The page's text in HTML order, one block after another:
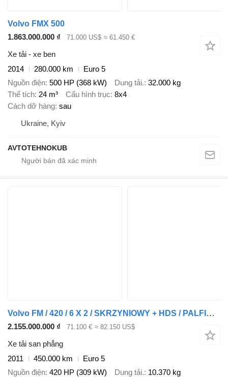
Volvo FMX 500
1.863.000.000 ₫
71.000 US$ ≈ 61.450 €
Xe tải - xe ben
2014
280.000 km
Euro 5
Nguồn điện 500 HP (368 kW) Dung tải. 32.000 kg
Thể tích 24 m³ Cấu hình trục 8x4
Cách dỡ hàng sau
Ukraine, Kyiv
AVTOTEHNOKUB
Volvo FM / 420 / 6 X 2 / SKRZYNIOWY + HDS / PALFINGER PK 26002 / WYS
2.155.000.000 ₫ 71.100 € ≈ 82.150 US$
Xe tải san phẳng
2011
450.000 km
Euro 5
Nguồn điện 420 HP (309 kW) Dung tải. 10.370 kg